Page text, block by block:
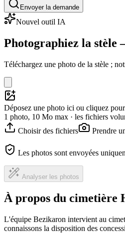
Envoyer la demande
Nouvel outil IA
Photographiez la stèle
Téléchargez une photo de la stèle ;
Déposez une photo ici ou cliquez
1 photo, 10 Mo max · les fichiers
Choisir des fichiers
Prendre
Les photos sont envoyées
Analyser les photos
À propos du cimetière
L'équipe Bezikaron intervient au
connaissons la disposition des